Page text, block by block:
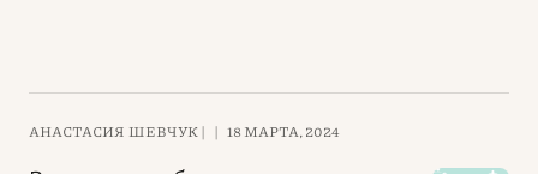
АНАСТАСИЯ ШЕВЧУК | | 18 МАРТА, 2024